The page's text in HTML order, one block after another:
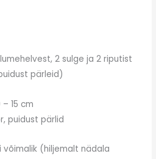
2 sulge ja 2 riputist
pärleid)
15 cm
puidust pärlid
(hiljemalt nädala